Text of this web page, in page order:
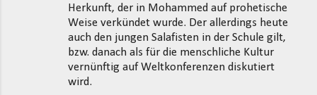
Herkunft, der in Mohammed auf prohetische
Weise verkündet wurde. Der allerdings heute
auch den jungen Salafisten in der Schule gilt,
bzw. danach als für die menschliche Kultur
vernünftig auf Weltkonferenzen diskutiert
wird.